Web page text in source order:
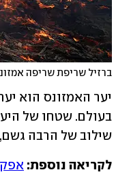
ברזיל שריפת שריפה
שילוב של הרבה
לקריאה נוספת: